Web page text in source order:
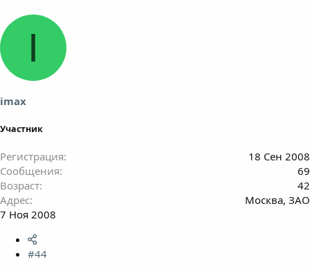
I
imax
Участник
Регистрация
18 Сен 2008
Сообщения
69
Возраст
42
Адрес
Москва, ЗАО
7 Ноя 2008
#44